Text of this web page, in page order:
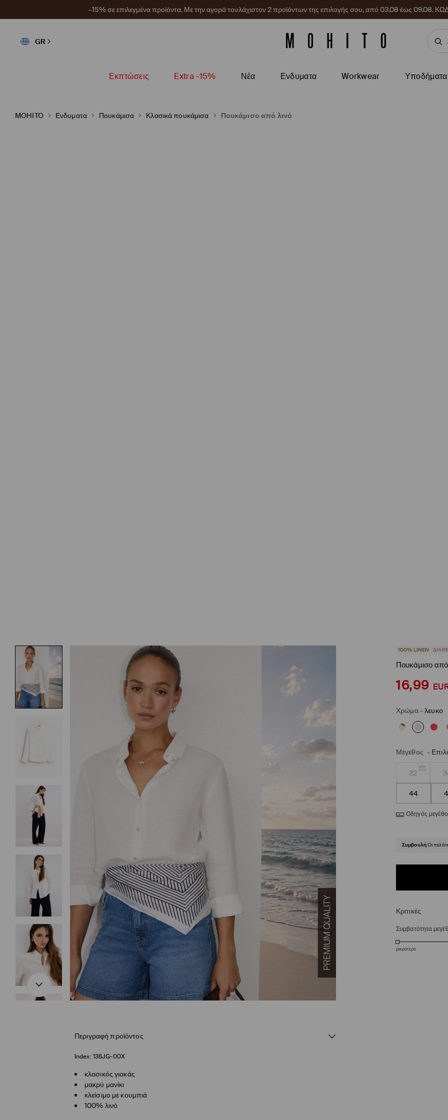
–15% σε επιλεγμένα προϊόντα. Με την αγορά τουλάχιστον 2 προϊόντων της επιλογής σου, από 03.08 έως 09.08.
GR
Εκπτώσεις Extra -15% Νέα Ενδυματα Workwear Υποδήματα
MOHITO Ενδυματα Πουκάμισα Κλασικά πουκάμισα Πουκάμισο από λινό
100% LINEN
Πουκάμισο από
16,99
Χρώμα-λευκο
Μέγεθος -
32
44
Οδηγός
ΣυμβουλήΟι
Κριτικές
Συμβατότητα
μικρότερο
Περιγραφή προϊόντος
Index: 136JG-00X
κλασικός γιακάς
μακρύ μανίκι
κλείσιμο με κουμπιά
100% λινό